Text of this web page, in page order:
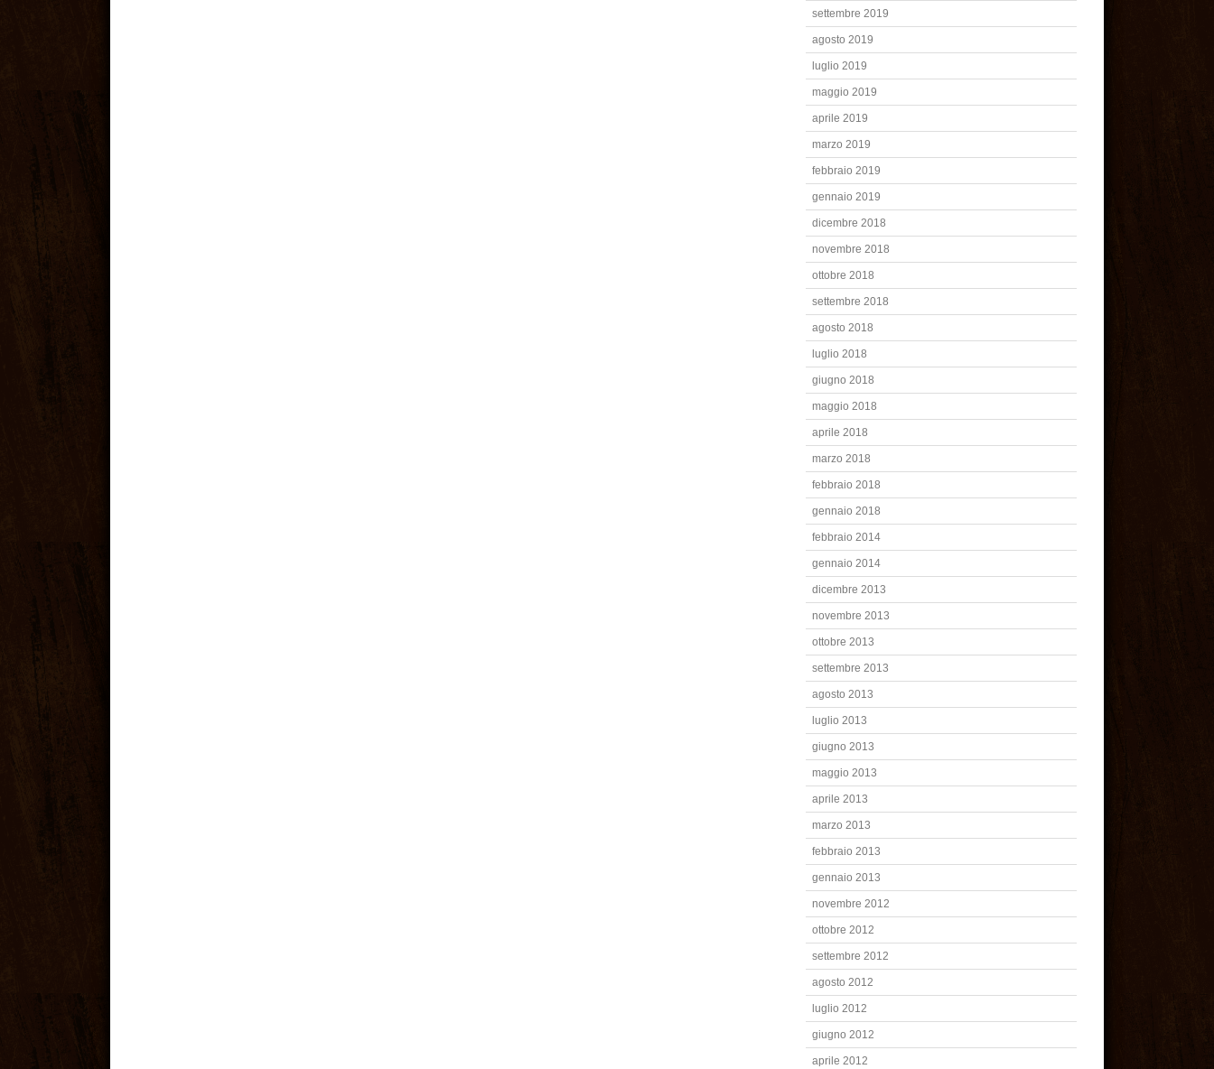
settembre 2019
agosto 2019
luglio 2019
maggio 2019
aprile 2019
marzo 2019
febbraio 2019
gennaio 2019
dicembre 2018
novembre 2018
ottobre 2018
settembre 2018
agosto 2018
luglio 2018
giugno 2018
maggio 2018
aprile 2018
marzo 2018
febbraio 2018
gennaio 2018
febbraio 2014
gennaio 2014
dicembre 2013
novembre 2013
ottobre 2013
settembre 2013
agosto 2013
luglio 2013
giugno 2013
maggio 2013
aprile 2013
marzo 2013
febbraio 2013
gennaio 2013
novembre 2012
ottobre 2012
settembre 2012
agosto 2012
luglio 2012
giugno 2012
aprile 2012